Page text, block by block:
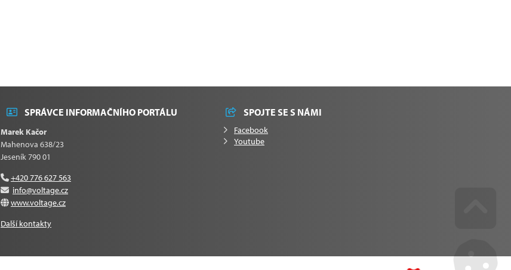
SPRÁVCE INFORMAČNÍHO PORTÁLU
Marek Kačor
Mahenova 638/23
Jeseník 790 01
+420 776 627 563
info@voltage.cz
www.voltage.cz
Další kontakty
SPOJTE SE S NÁMI
Facebook
Youtube